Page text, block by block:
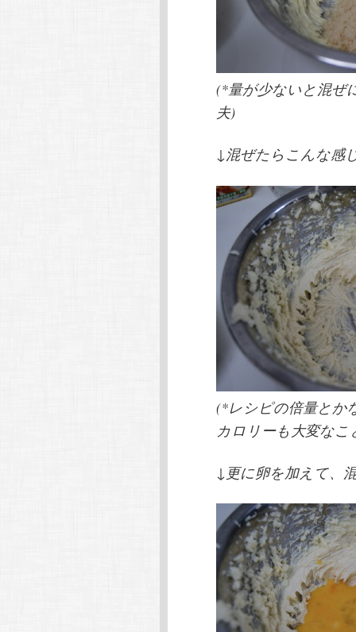
(*量が少ないと混ぜ
夫)
↓混ぜたらこんな感
(*レシピの倍量とか
カロリーも大変なこ
↓更に卵を加えて、